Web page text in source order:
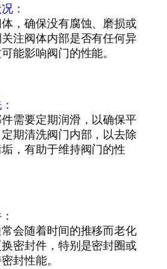
：
，确保没有腐蚀、磨损或
注阀体内部是否有任何异
能影响阀门的性能。
需要定期润滑，以确保平
期清洗阀门内部，以去除
，有助于维持阀门的性
：
会随着时间的推移而老化
密封件，特别是密封圈或
封性能。